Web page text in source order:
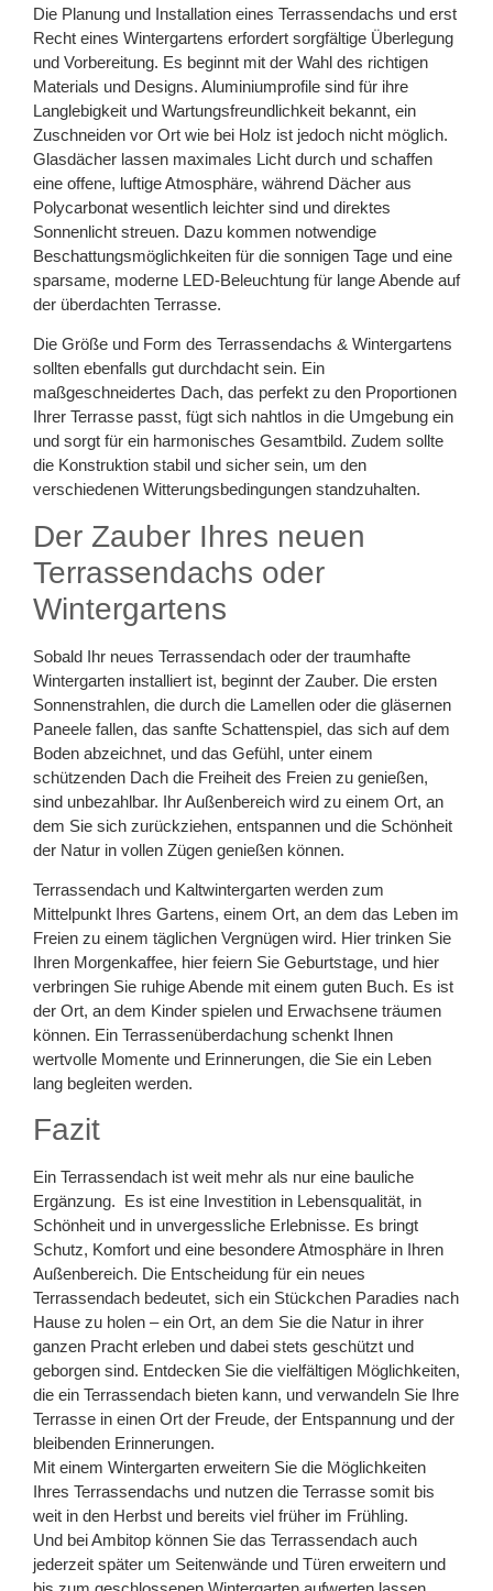
Die Planung und Installation eines Terrassendachs und erst
Recht eines Wintergartens erfordert sorgfältige Überlegung
und Vorbereitung. Es beginnt mit der Wahl des richtigen
Materials und Designs. Aluminiumprofile sind für ihre
Langlebigkeit und Wartungsfreundlichkeit bekannt, ein
Zuschneiden vor Ort wie bei Holz ist jedoch nicht möglich.
Glasdächer lassen maximales Licht durch und schaffen
eine offene, luftige Atmosphäre, während Dächer aus
Polycarbonat wesentlich leichter sind und direktes
Sonnenlicht streuen. Dazu kommen notwendige
Beschattungsmöglichkeiten für die sonnigen Tage und eine
sparsame, moderne LED-Beleuchtung für lange Abende auf
der überdachten Terrasse.
Die Größe und Form des Terrassendachs & Wintergartens
sollten ebenfalls gut durchdacht sein. Ein
maßgeschneidertes Dach, das perfekt zu den Proportionen
Ihrer Terrasse passt, fügt sich nahtlos in die Umgebung ein
und sorgt für ein harmonisches Gesamtbild. Zudem sollte
die Konstruktion stabil und sicher sein, um den
verschiedenen Witterungsbedingungen standzuhalten.
Der Zauber Ihres neuen
Terrassendachs oder
Wintergartens
Sobald Ihr neues Terrassendach oder der traumhafte
Wintergarten installiert ist, beginnt der Zauber. Die ersten
Sonnenstrahlen, die durch die Lamellen oder die gläsernen
Paneele fallen, das sanfte Schattenspiel, das sich auf dem
Boden abzeichnet, und das Gefühl, unter einem
schützenden Dach die Freiheit des Freien zu genießen,
sind unbezahlbar. Ihr Außenbereich wird zu einem Ort, an
dem Sie sich zurückziehen, entspannen und die Schönheit
der Natur in vollen Zügen genießen können.
Terrassendach und Kaltwintergarten werden zum
Mittelpunkt Ihres Gartens, einem Ort, an dem das Leben im
Freien zu einem täglichen Vergnügen wird. Hier trinken Sie
Ihren Morgenkaffee, hier feiern Sie Geburtstage, und hier
verbringen Sie ruhige Abende mit einem guten Buch. Es ist
der Ort, an dem Kinder spielen und Erwachsene träumen
können. Ein Terrassenüberdachung schenkt Ihnen
wertvolle Momente und Erinnerungen, die Sie ein Leben
lang begleiten werden.
Fazit
Ein Terrassendach ist weit mehr als nur eine bauliche
Ergänzung. Es ist eine Investition in Lebensqualität, in
Schönheit und in unvergessliche Erlebnisse. Es bringt
Schutz, Komfort und eine besondere Atmosphäre in Ihren
Außenbereich. Die Entscheidung für ein neues
Terrassendach bedeutet, sich ein Stückchen Paradies nach
Hause zu holen – ein Ort, an dem Sie die Natur in ihrer
ganzen Pracht erleben und dabei stets geschützt und
geborgen sind. Entdecken Sie die vielfältigen Möglichkeiten,
die ein Terrassendach bieten kann, und verwandeln Sie Ihre
Terrasse in einen Ort der Freude, der Entspannung und der
bleibenden Erinnerungen.
Mit einem Wintergarten erweitern Sie die Möglichkeiten
Ihres Terrassendachs und nutzen die Terrasse somit bis
weit in den Herbst und bereits viel früher im Frühling.
Und bei Ambitop können Sie das Terrassendach auch
jederzeit später um Seitenwände und Türen erweitern und